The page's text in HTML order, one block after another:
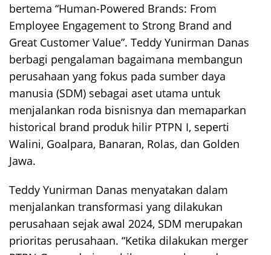
bertema “Human-Powered Brands: From
Employee Engagement to Strong Brand and
Great Customer Value”. Teddy Yunirman Danas
berbagi pengalaman bagaimana membangun
perusahaan yang fokus pada sumber daya
manusia (SDM) sebagai aset utama untuk
menjalankan roda bisnisnya dan memaparkan
historical brand produk hilir PTPN I, seperti
Walini, Goalpara, Banaran, Rolas, dan Golden
Jawa.
Teddy Yunirman Danas menyatakan dalam
menjalankan transformasi yang dilakukan
perusahaan sejak awal 2024, SDM merupakan
prioritas perusahaan. “Ketika dilakukan merger